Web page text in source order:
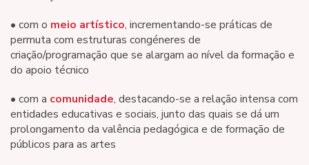
• com o meio artístico, incrementando-se práticas de
permuta com estruturas congéneres de
criação/programação que se alargam ao nível da formação e
do apoio técnico
• com a comunidade, destacando-se a relação intensa com
entidades educativas e sociais, junto das quais se dá um
prolongamento da valência pedagógica e de formação de
públicos para as artes